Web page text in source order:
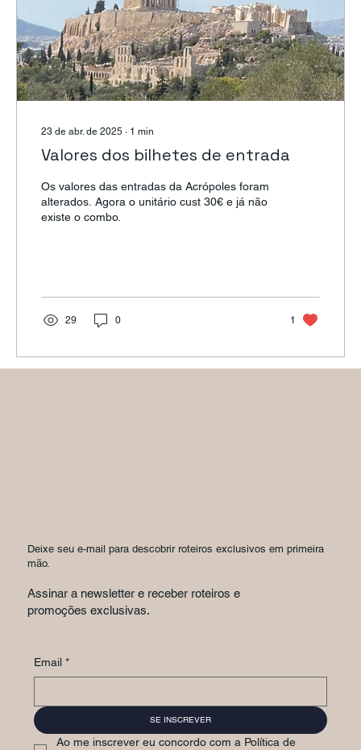
23 de abr. de 2025 ∙ 1 min
Valores dos bilhetes de entrada
Os valores das entradas da Acrópoles foram
alterados. Agora o unitário cust 30€ e já não
existe o combo.
29 0 1
Deixe seu e-mail para descobrir roteiros exclusivos em primeira
mão.
Assinar a newsletter e receber roteiros e
promoções exclusivas.
Email *
SE INSCREVER
Ao me inscrever eu concordo com a Política de